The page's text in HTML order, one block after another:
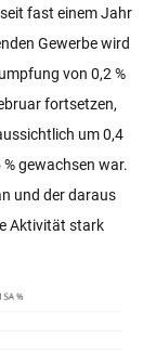
fast einem Jahr
Gewerbe wird
von 0,2 %
fortsetzen,
um 0,4
gewachsen war.
und der daraus
Aktivität stark